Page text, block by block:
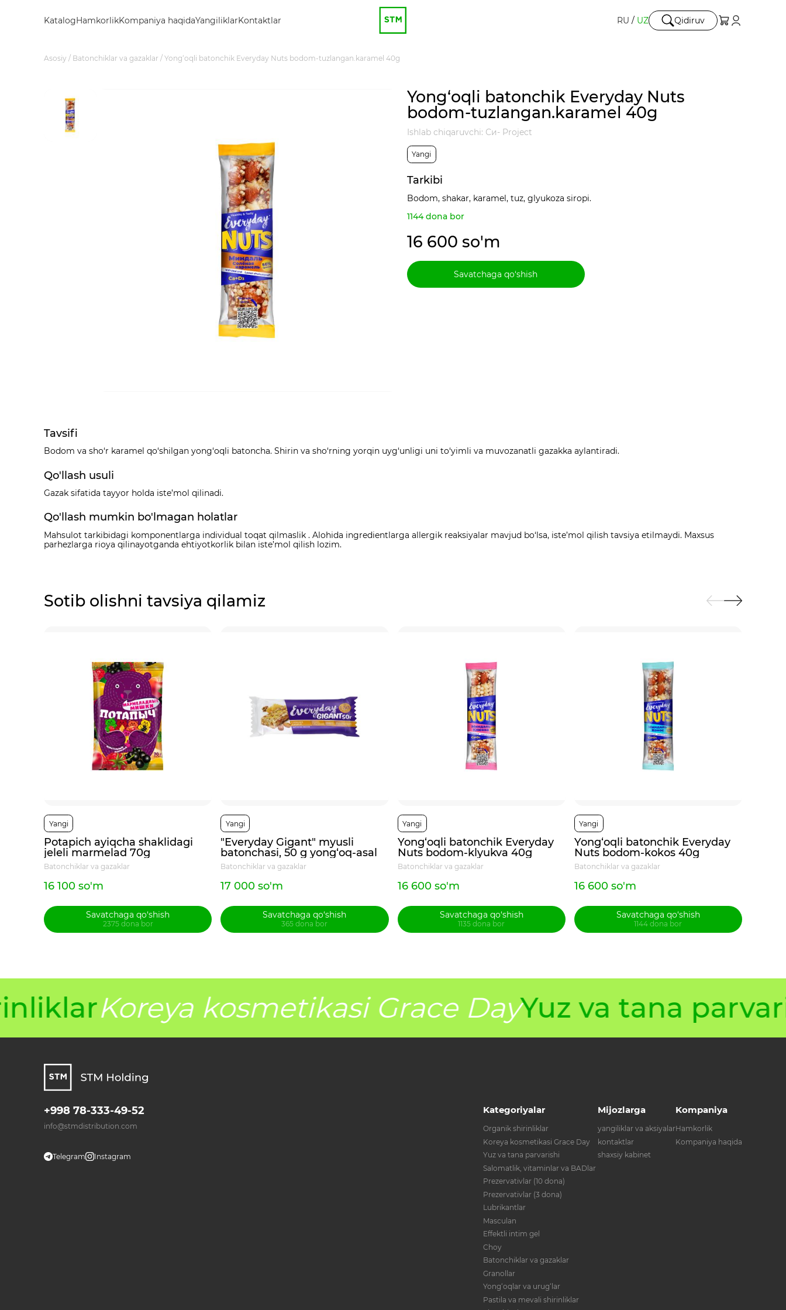
KatalogHamkorlikKompaniya haqidaYangiliklarKontaktlar RU / UZ Qidiruv
Asosiy Batonchiklar va gazaklar Yong‘oqli batonchik Everyday Nuts bodom-tuzlangan.karamel 40g
Yong‘oqli batonchik Everyday Nuts
bodom-tuzlangan.karamel 40g
Ishlab chiqaruvchi: Си- Project
Yangi
Tarkibi
Bodom, shakar, karamel, tuz, glyukoza siropi.
1144 dona bor
16 600 so'm
Savatchaga qo‘shish
Tavsifi
Bodom va sho‘r karamel qo‘shilgan yong‘oqli batoncha. Shirin va sho‘rning yorqin uyg‘unligi uni to‘yimli va muvozanatli gazakka aylantiradi.
Qo'llash usuli
Gazak sifatida tayyor holda iste’mol qilinadi.
Qo'llash mumkin bo'lmagan holatlar
Mahsulot tarkibidagi komponentlarga individual toqat qilmaslik . Alohida ingredientlarga allergik reaksiyalar mavjud bo‘lsa, iste’mol qilish tavsiya etilmaydi. Maxsus
parhezlarga rioya qilinayotganda ehtiyotkorlik bilan iste’mol qilish lozim.
Sotib olishni tavsiya qilamiz
Yangi
Potapich ayiqcha shaklidagi
jeleli marmelad 70g
Batonchiklar va gazaklar
16 100 so'm
Savatchaga qo‘shish
2375 dona bor
Yangi
"Everyday Gigant" myusli
batonchasi, 50 g yong‘oq-asal
Batonchiklar va gazaklar
17 000 so'm
Savatchaga qo‘shish
365 dona bor
Yangi
Yong‘oqli batonchik Everyday
Nuts bodom-klyukva 40g
Batonchiklar va gazaklar
16 600 so'm
Savatchaga qo‘shish
1135 dona bor
Yangi
Yong‘oqli batonchik Everyday
Nuts bodom-kokos 40g
Batonchiklar va gazaklar
16 600 so'm
Savatchaga qo‘shish
1144 dona bor
Koreya kosmetikasi Grace DayYuz va tana
+998 78-333-49-52
info@stmdistribution.com
Telegram Instagram
Kategoriyalar
Organik shirinliklar
Koreya kosmetikasi Grace Day
Yuz va tana parvarishi
Salomatlik, vitaminlar va BADlar
Prezervativlar (10 dona)
Prezervativlar (3 dona)
Lubrikantlar
Masculan
Effektli intim gel
Choy
Batonchiklar va gazaklar
Granollar
Yong‘oqlar va urug‘lar
Pastila va mevali shirinliklar
Mijozlarga
yangiliklar va aksiyalar
kontaktlar
shaxsiy kabinet
Kompaniya
Hamkorlik
Kompaniya haqida